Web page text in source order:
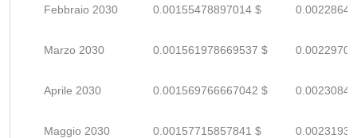
Febbraio 2030 0.00155478897014 $
Marzo 2030 0.001561978669537 $
Aprile 2030 0.001569766667042 $
Maggio 2030 0.00157715857841 $